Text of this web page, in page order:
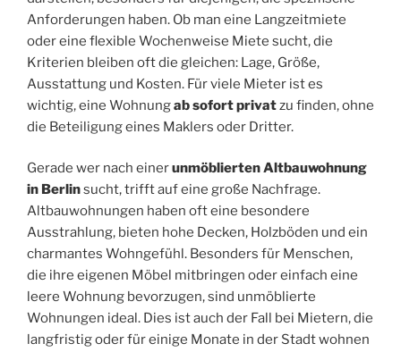
Anforderungen haben. Ob man eine Langzeitmiete
oder eine flexible Wochenweise Miete sucht, die
Kriterien bleiben oft die gleichen: Lage, Größe,
Ausstattung und Kosten. Für viele Mieter ist es
wichtig, eine Wohnungab sofort privatzu finden, ohne
die Beteiligung eines Maklers oder Dritter.
Gerade wer nach einerunmöblierten Altbauwohnung
in Berlinsucht, trifft auf eine große Nachfrage.
Altbauwohnungen haben oft eine besondere
Ausstrahlung, bieten hohe Decken, Holzböden und ein
charmantes Wohngefühl. Besonders für Menschen,
die ihre eigenen Möbel mitbringen oder einfach eine
leere Wohnung bevorzugen, sind unmöblierte
Wohnungen ideal. Dies ist auch der Fall bei Mietern, die
langfristig oder für einige Monate in der Stadt wohnen